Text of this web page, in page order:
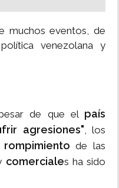
muchos eventos, de
venezolana y
de que el país
agresiones", los
rompimiento de las
comerciales ha sido